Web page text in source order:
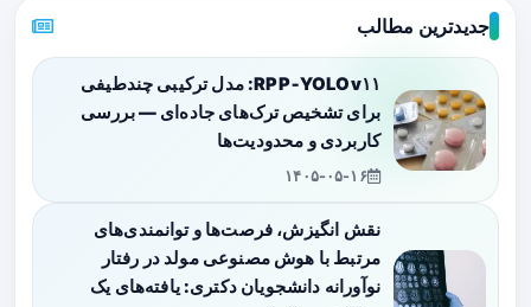
جدیدترین مطالب
RPP‑YOLOv۱۱: مدل ترکیبی چندطیفی
برای تشخیص ترک‌های جاده‌ای — بررسی
کاربردی و محدودیت‌ها
۱۴۰۵-۰۵-۱۶
نقش انگیزش، فرصت‌ها و توانمندی‌های
مرتبط با هوش مصنوعی مولد در رفتار
نوآورانه دانشجویان دکتری: یافته‌های یک